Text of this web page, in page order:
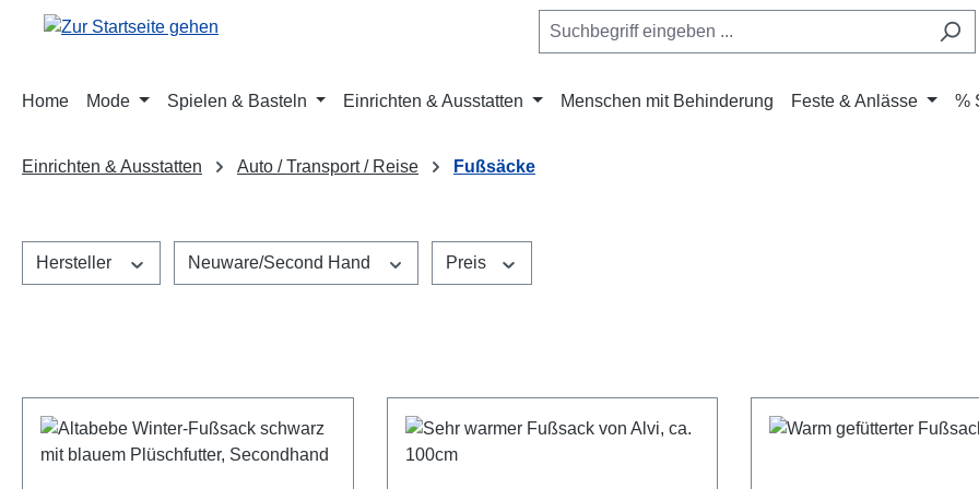
Hauptinhalt springen
Zur Suche springen
Zur Hauptnavigation springen
Home Mode Spielen & Basteln Einrichten & Ausstatten Menschen mit Behinderung Feste & Anlässe %
Einrichten & Ausstatten Auto / Transport / Reise Fußsäcke
Hersteller Neuware/Second Hand Preis